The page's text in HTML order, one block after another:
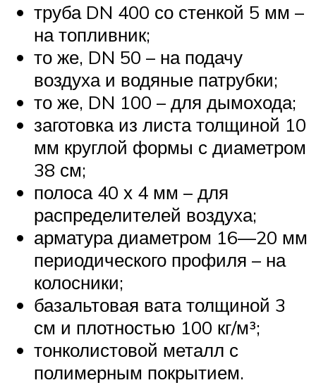
труба DN 400 со стенкой 5 мм –
на топливник;
то же, DN 50 – на подачу
воздуха и водяные патрубки;
то же, DN 100 – для дымохода;
заготовка из листа толщиной 10
мм круглой формы с диаметром
38 см;
полоса 40 х 4 мм – для
распределителей воздуха;
арматура диаметром 16—20 мм
периодического профиля – на
колосники;
базальтовая вата толщиной 3
см и плотностью 100 кг/м³;
тонколистовой металл с
полимерным покрытием.